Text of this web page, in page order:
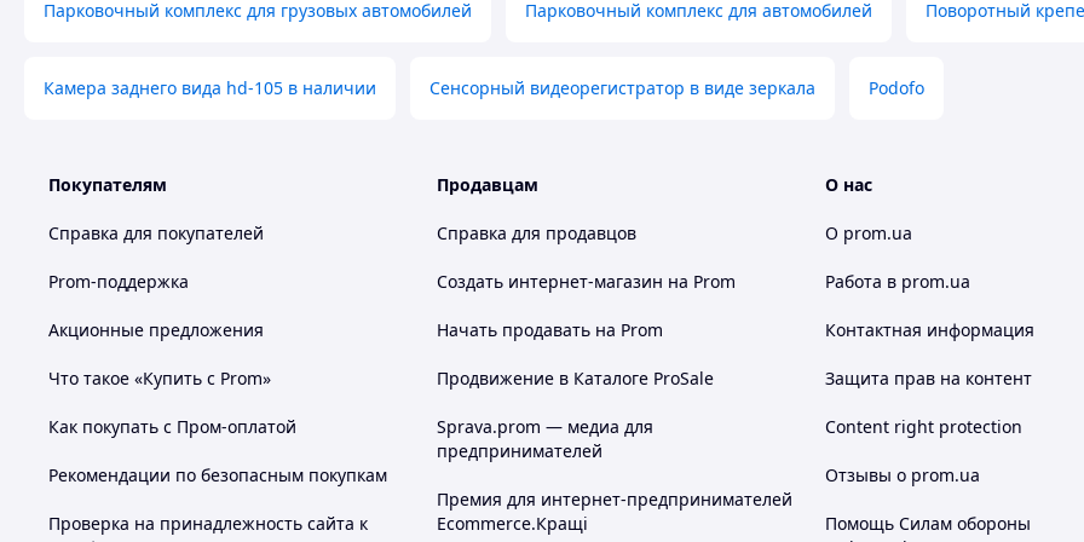
Многоязычный интерфейс: китайский / английский / японский / корейский / французский / немецкий
Парковочная разметка на камере заднего вида: да
Комплектация:
Кабель питания в прикуривателе
Кабель AUX
Инструкция
Парковочный комплекс для грузовых автомобилей Парковочный комплекс для автомобилей Поворотный
Камера заднего вида hd-105 в наличии Сенсорный видеорегистратор в виде зеркала Podofo
Покупателям
Справка для покупателей
Prom-поддержка
Акционные предложения
Что такое «Купить с Prom»
Как покупать с Пром-оплатой
Рекомендации по безопасным покупкам
Проверка на принадлежность сайта к
Продавцам
Справка для продавцов
Создать интернет-магазин на Prom
Начать продавать на Prom
Продвижение в Каталоге ProSale
Sprava.prom — медиа для
предпринимателей
Премия для интернет-предпринимателей
Ecommerce.Кращі
О нас
О prom.ua
Работа в prom.ua
Контактная информация
Защита прав на контент
Content right protection
Отзывы о prom.ua
Помощь Силам обороны